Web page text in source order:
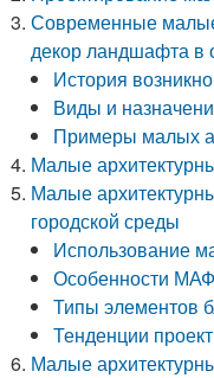
Современные
декор ландшафта в
История
Виды и
Примеры малых
Малые
Малые
городской среды
Использование
Особенности
Типы элементов
Тенденции
Малые